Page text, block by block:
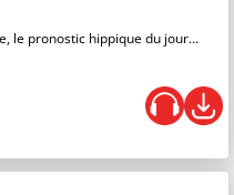
le pronostic hippique du jour...